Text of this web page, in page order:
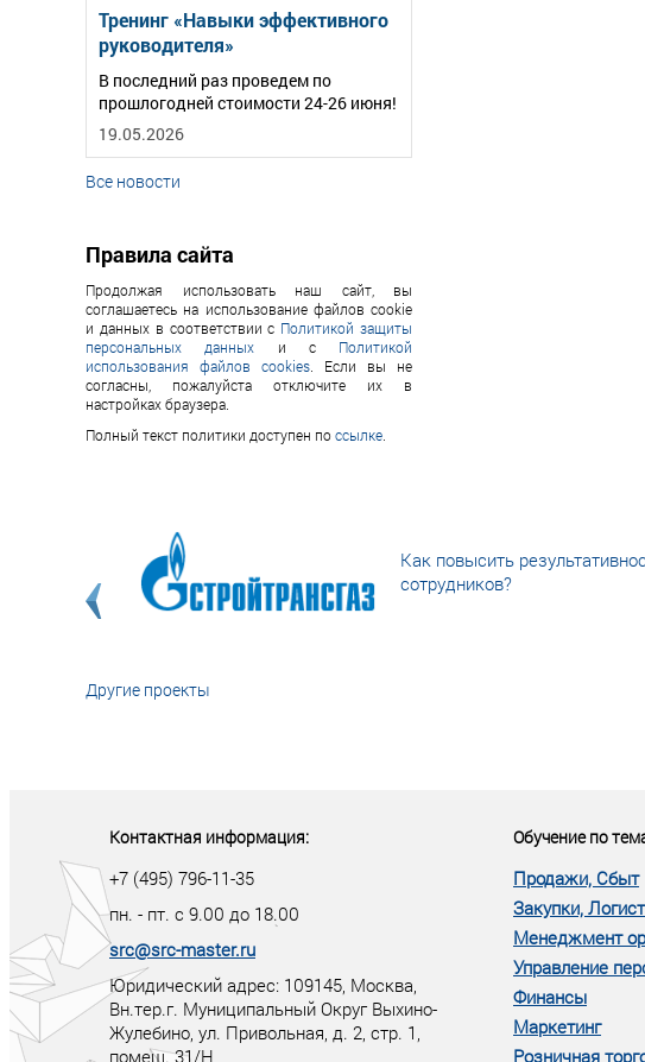
Тренинг «Навыки эффективного
руководителя»
В последний раз проведем по
прошлогодней стоимости 24-26 июня!
19.05.2026
Все новости
Правила сайта
Продолжая использовать наш сайт, вы
соглашаетесь на использование файлов cookie
и данных в соответствии с Политикой защиты
персональных данных и с Политикой
использования файлов cookies . Если вы не
согласны, пожалуйста отключите их в
настройках браузера.
Полный текст политики доступен поссылке
Как повысить
сотрудников?
Другие проекты
Контактная информация:
+7 (495) 796-11-35
пн. - пт. с 9.00 до 18.00
src@src-master.ru
Юридический адрес: 109145, Москва,
Вн.тер.г. Муниципальный Округ Выхино-
Жулебино, ул. Привольная, д. 2, стр. 1,
помещ. 31/Н
Обучение по
Продажи, Сбыт
Закупки,
Менеджмент
Управление
Финансы
Маркетинг
Розничная